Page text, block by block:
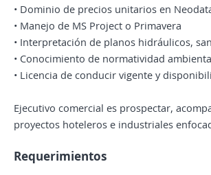
• Dominio de precios unitarios en
• Manejo de MS Project o Primavera
• Interpretación de planos hidráulicos,
• Conocimiento de normatividad
• Licencia de conducir vigente y
Ejecutivo comercial es prospectar,
proyectos hoteleros e industriales
Requerimientos